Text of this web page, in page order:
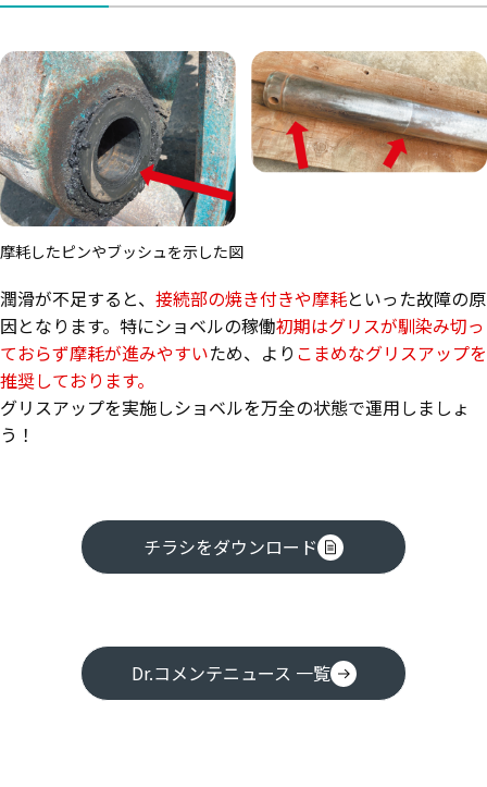
摩耗したピンやブッシュを示した図
潤滑が不足すると、 接続部の焼き付きや摩耗といった故障の原
因となります。特にショベルの稼働初期はグリスが馴染み切っ
ておらず摩耗が進みやすいため、より こまめなグリスアップを
推奨しております。
グリスアップを実施しショベルを万全の状態で運用しましょ
う！
チラシをダウンロード
Dr.コメンテニュース 一覧